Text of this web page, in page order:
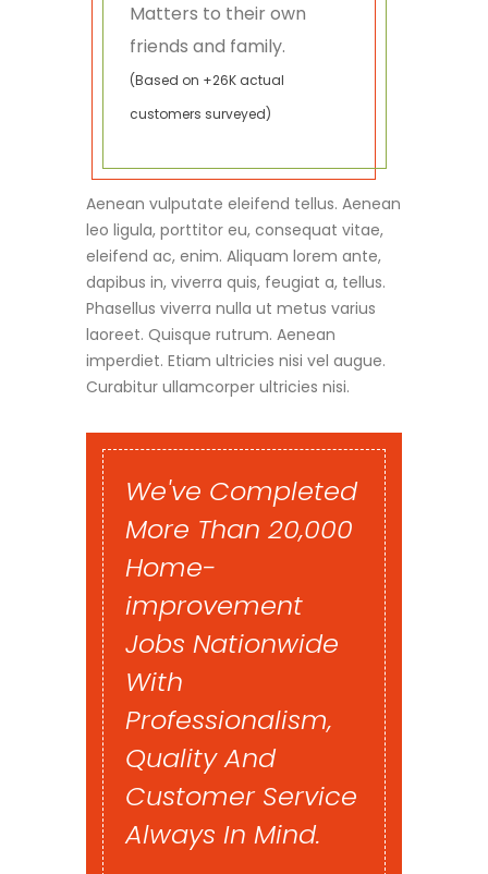
leo ligula, porttitor eu, consequat vitae,
eleifend ac, enim. Aliquam lorem ante,
dapibus in, viverra quis, feugiat a, tellus.
Phasellus viverra nulla ut metus varius
laoreet. Quisque rutrum. Aenean
imperdiet. Etiam ultricies nisi vel augue.
Curabitur ullamcorper ultricies nisi.
We've Completed
More Than 20,000
Home-
improvement
Jobs Nationwide
With
Professionalism,
Quality And
Customer Service
Always In Mind.